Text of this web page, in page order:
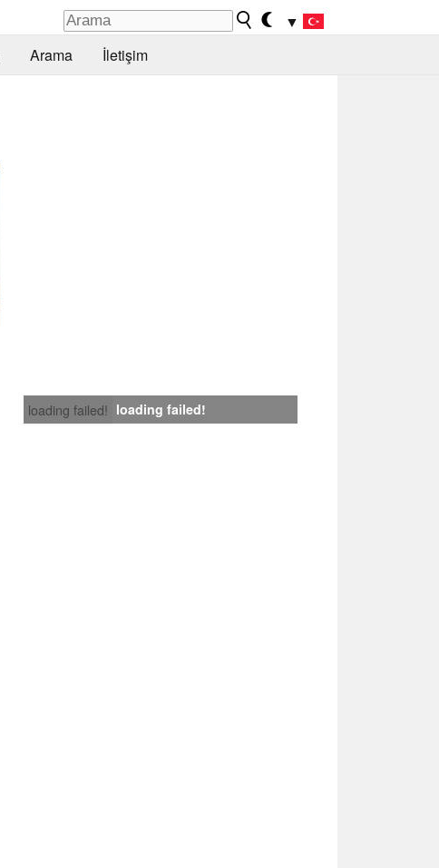
▼
Arama İletişim
loading failed! loading failed!